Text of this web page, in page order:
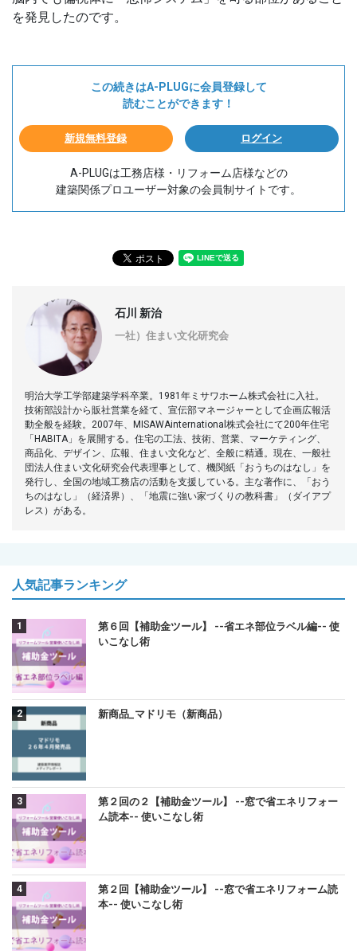
を発見したのです。
この続きはA-PLUGに会員登録して
読むことができます！
新規無料登録 ログイン
A-PLUGは工務店様・リフォーム店様などの
建築関係プロユーザー対象の会員制サイトです。
石川 新治
一社）住まい文化研究会
明治大学工学部建築学科卒業。1981年ミサワホーム株式会社に入社。
技術部設計から販社営業を経て、宣伝部マネージャーとして企画広報活
動全般を経験。2007年、MISAWAinternational株式会社にて200年住宅
「HABITA」を展開する。住宅の工法、技術、営業、マーケティング、
商品化、デザイン、広報、住まい文化など、全般に精通。現在、一般社
団法人住まい文化研究会代表理事として、機関紙「おうちのはなし」を
発行し、全国の地域工務店の活動を支援している。主な著作に、「おう
ちのはなし」（経済界）、「地震に強い家づくりの教科書」（ダイアプ
レス）がある。
人気記事ランキング
第６回【補助金ツール】 --省エネ部位ラベル編-- 使
いこなし術
新商品_マドリモ（新商品）
第２回の２【補助金ツール】 --窓で省エネリフォー
ム読本-- 使いこなし術
第２回【補助金ツール】 --窓で省エネリフォーム読
本-- 使いこなし術